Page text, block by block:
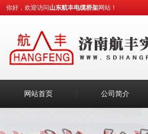
你好，欢迎访问山东航丰电缆桥架网站！
网站首页 公司简介